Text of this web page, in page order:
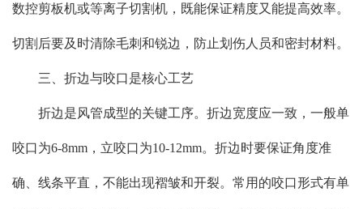
数控剪板机或等离子切割机，既能保证精度又能提高效率。
切割后要及时清除毛刺和锐边，防止划伤人员和密封材料。
三、折边与咬口是核心工艺
折边是风管成型的关键工序。折边宽度应一致，一般单
咬口为6-8mm，立咬口为10-12mm。折边时要保证角度准
确、线条平直，不能出现褶皱和开裂。常用的咬口形式有单